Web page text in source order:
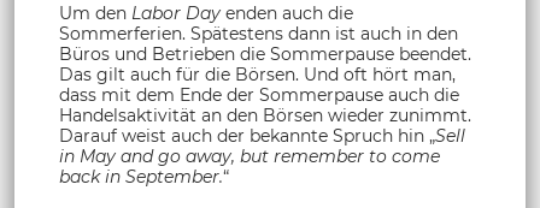
Um den Labor Day enden auch die
Sommerferien. Spätestens dann ist auch in den
Büros und Betrieben die Sommerpause beendet.
Das gilt auch für die Börsen. Und oft hört man,
dass mit dem Ende der Sommerpause auch die
Handelsaktivität an den Börsen wieder zunimmt.
Darauf weist auch der bekannte Spruch hin „Sell
in May and go away, but remember to come
back in September.“